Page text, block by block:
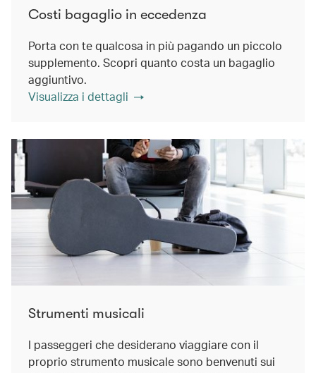
Costi bagaglio in eccedenza
Porta con te qualcosa in più pagando un piccolo
supplemento. Scopri quanto costa un bagaglio
aggiuntivo.
Visualizza i dettagli
Strumenti musicali
I passeggeri che desiderano viaggiare con il
proprio strumento musicale sono benvenuti sui